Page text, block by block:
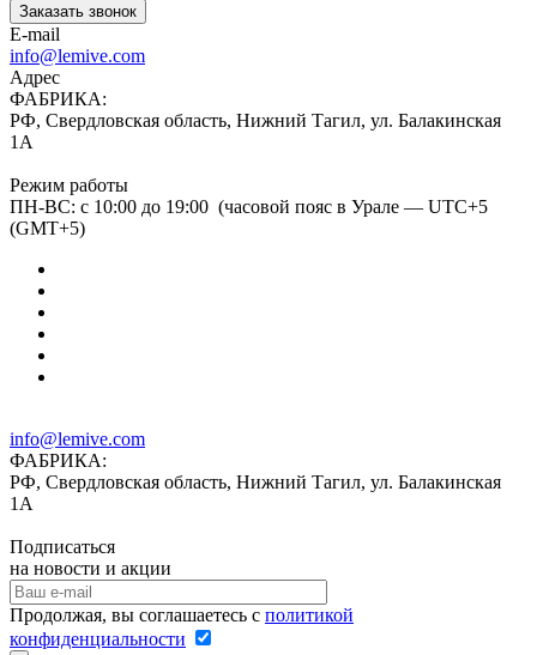
Заказать звонок
E-mail
info@lemive.com
Адрес
ФАБРИКА:
РФ, Свердловская область, Нижний Тагил, ул. Балакинская
1А
Режим работы
ПН-ВС: с 10:00 до 19:00 (часовой пояс в Урале — UTC+5
(GMT+5)
info@lemive.com
ФАБРИКА:
РФ, Свердловская область, Нижний Тагил, ул. Балакинская
1А
Подписаться
на новости и акции
Продолжая, вы соглашаетесь с политикой
конфиденциальности